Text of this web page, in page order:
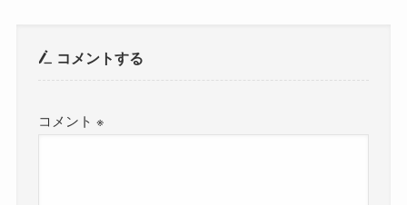
コメントする
コメント※